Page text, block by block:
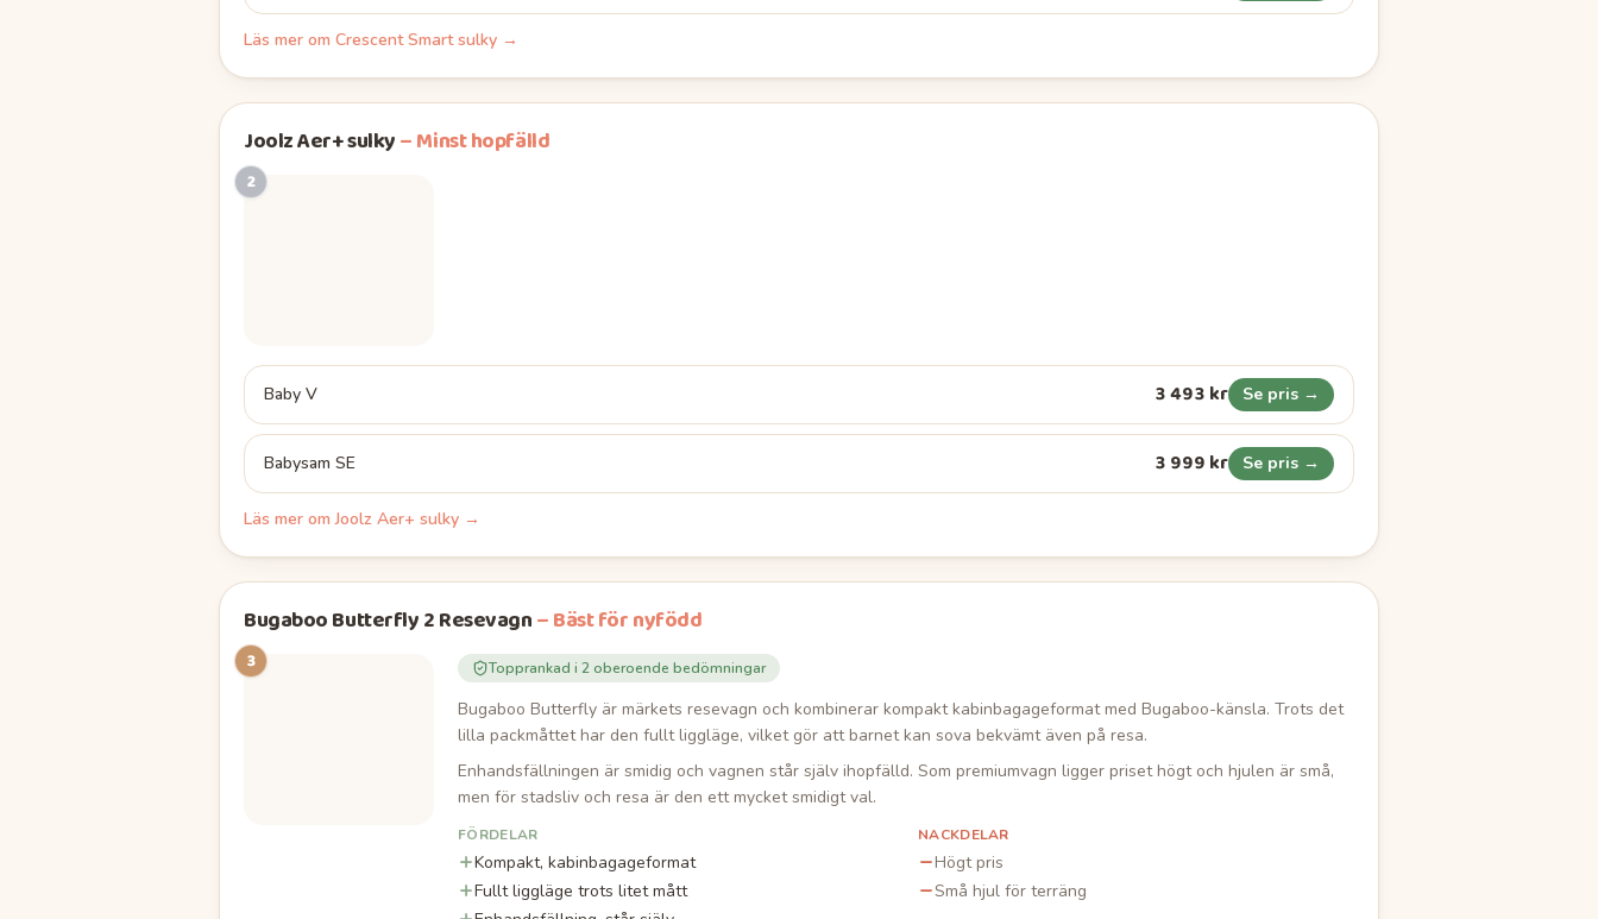
Läs mer om Crescent Smart sulky →
Joolz Aer+ sulky–Minst hopfälld
2
Baby V 3 493 kr Se pris →
Babysam SE 3 999 kr Se pris →
Läs mer omJoolz Aer+ sulky →
Bugaboo Butterfly 2 Resevagn–Bäst för nyfödd
3 Topprankad i 2 oberoende bedömningar
Bugaboo Butterfly är märkets resevagn och kombinerar kompakt kabinbagageformat med Bugaboo-känsla. Trots det
lilla packmåttet har den fullt liggläge, vilket gör att barnet kan sova bekvämt även på resa.
Enhandsfällningen är smidig och vagnen står själv ihopfälld. Som premiumvagn ligger priset högt och hjulen är små,
men för stadsliv och resa är den ett mycket smidigt val.
FÖRDELAR
Kompakt, kabinbagageformat
Fullt liggläge trots litet mått
NACKDELAR
Högt pris
Små hjul för terräng